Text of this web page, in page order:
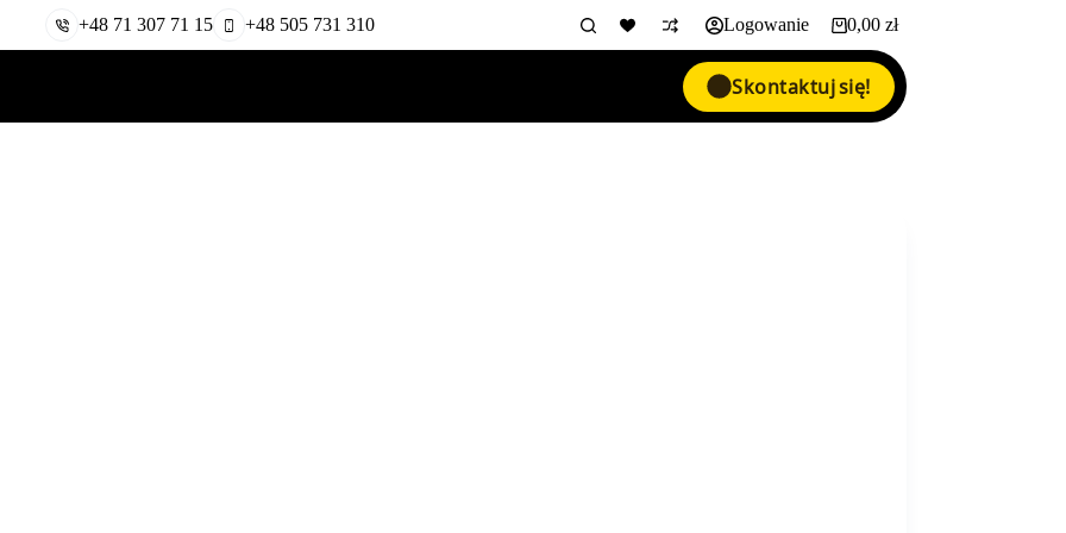
+48 71 307 71 15 +48 505 731 310 Logowanie Koszyk
0,00 zł
Skontaktuj się!